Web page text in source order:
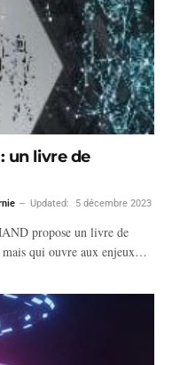
un livre de
Updated: 5 décembre 2023
propose un livre de
mais qui ouvre aux enjeux…